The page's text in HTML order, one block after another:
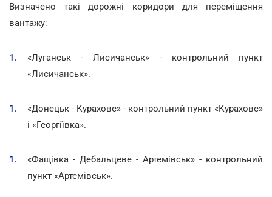
Визначено такі дорожні коридори для переміщення
вантажу:
«Луганськ - Лисичанськ» - контрольний пункт
«Лисичанськ».
«Донецьк - Курахове» - контрольний пункт «Курахове»
і «Георгіївка».
«Фащівка - Дебальцеве - Артемівськ» - контрольний
пункт «Артемівськ».